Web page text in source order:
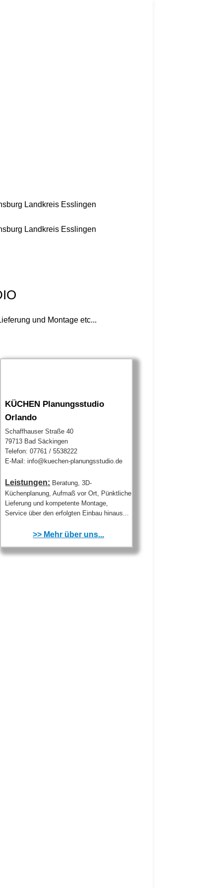
Landkreis Esslingen
Landkreis Esslingen
und Montage etc...
KÜCHEN Planungsstudio
Orlando
Schaffhauser Straße 40
79713 Bad Säckingen
Telefon: 07761 / 5538222
E-Mail: info@kuechen-planungsstudio.de
Leistungen: Beratung, 3D-
Küchenplanung, Aufmaß vor Ort, Pünktliche
Lieferung und kompetente Montage,
Service über den erfolgten Einbau hinaus...
>> Mehr über uns...